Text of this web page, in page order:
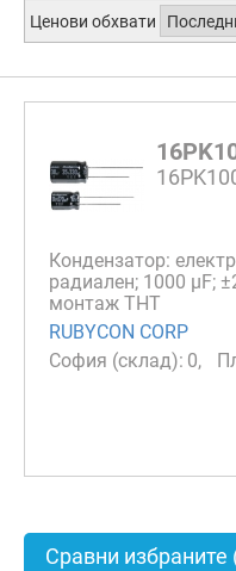
Ценови обхвати
Кондензатор:
радиален; 1000 µF;
монтаж THT
RUBYCON CORP
0
Сравни избраните